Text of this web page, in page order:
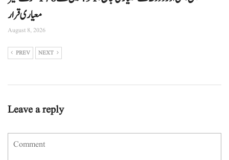
معیاری قرار
August 8, 2026
PREV NEXT
Leave a reply